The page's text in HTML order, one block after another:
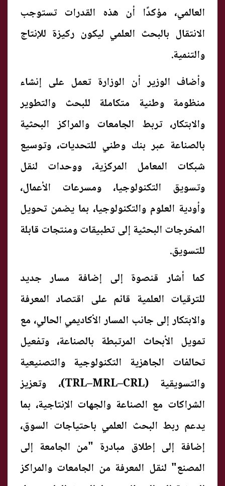
العالمي، مؤكدًا أن هذه القدرات تستوجب
الانتقال بالبحث العلمي ليكون ركيزة للإنتاج
والتنمية.
وأضاف الوزير أن الوزارة تعمل على إنشاء
منظومة وطنية متكاملة للبحث والتطوير
والابتكار، تربط الجامعات والمراكز البحثية
بالصناعة عبر بنك وطني للتحديات، وتوسيع
شبكات المعامل المركزية، ووحدات لنقل
وتسويق التكنولوجيا، ومسرعات الأعمال،
وأودية العلوم والتكنولوجيا، بما يضمن تحويل
المخرجات البحثية إلى تطبيقات ومنتجات قابلة
للتسويق.
كما أشار قنصوة إلى إضافة مسار جديد
للترقيات العلمية قائم على اقتصاد المعرفة
والابتكار إلى جانب المسار الأكاديمي الحالي، مع
تمويل الأبحاث المرتبطة بالصناعة، وتفعيل
تحالفات الجاهزية التكنولوجية والتصنيعية
والتسويقية (TRL–MRL–CRL)، وتعزيز
الشراكات مع الصناعة والجهات الإنتاجية، بما
يدعم ربط البحث العلمي باحتياجات السوق،
إضافة إلى إطلاق مبادرة "من الجامعة إلى
المصنع" لنقل المعرفة من الجامعات والمراكز